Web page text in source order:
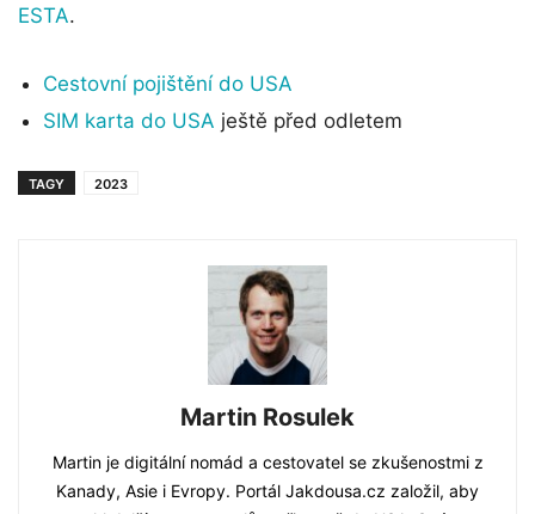
ESTA.
Cestovní pojištění do USA
SIM karta do USA ještě před odletem
TAGY 2023
Martin Rosulek
Martin je digitální nomád a cestovatel se zkušenostmi z
Kanady, Asie i Evropy. Portál Jakdousa.cz založil, aby